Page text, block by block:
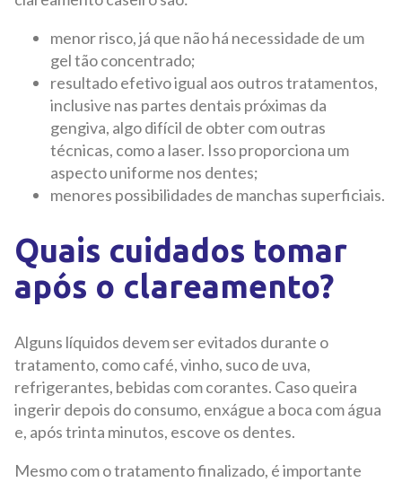
menor risco, já que não há necessidade de um
gel tão concentrado;
resultado efetivo igual aos outros tratamentos,
inclusive nas partes dentais próximas da
gengiva, algo difícil de obter com outras
técnicas, como a laser. Isso proporciona um
aspecto uniforme nos dentes;
menores possibilidades de manchas superficiais.
Quais cuidados tomar
após o clareamento?
Alguns líquidos devem ser evitados durante o
tratamento, como café, vinho, suco de uva,
refrigerantes, bebidas com corantes. Caso queira
ingerir depois do consumo, enxágue a boca com água
e, após trinta minutos, escove os dentes.
Mesmo com o tratamento finalizado, é importante